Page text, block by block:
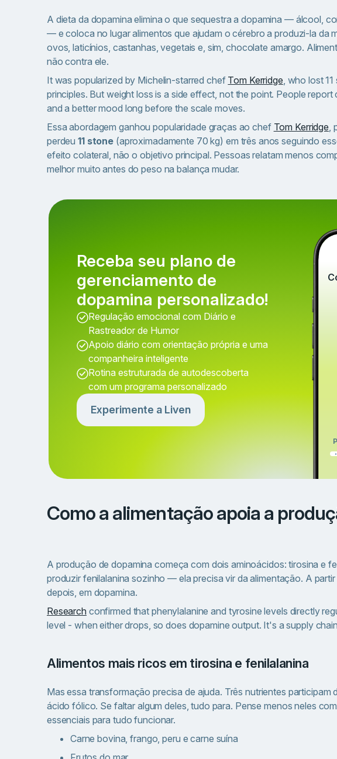
A dieta da dopamina elimina o que sequestra a dopamina — álcool,
— e coloca no lugar alimentos que ajudam o cérebro a produzi-la da
ovos, laticínios, castanhas, vegetais e, sim, chocolate amargo.
não contra ele.
It was popularized by Michelin-starred chef Tom Kerridge , who lost
principles. But weight loss is a side effect, not the point. People
and a better mood long before the scale moves.
Essa abordagem ganhou popularidade graças ao chef Tom Kerridge
perdeu11 stone (aproximadamente 70 kg) em três anos seguindo
efeito colateral, não o objetivo principal. Pessoas relatam menos
melhor muito antes do peso na balança mudar.
Receba seu plano de
gerenciamento de
dopamina personalizado!
Regulação emocional com Diário e
Rastreador de Humor
Apoio diário com orientação própria e uma
companheira inteligente
Rotina estruturada de autodescoberta
com um programa personalizado
Experimente a Liven
Como a alimentação apoia a
A produção de dopamina começa com dois aminoácidos: tirosina e
produzir fenilalanina sozinho — ela precisa vir da alimentação. A
depois, em dopamina.
Researchconfirmed that phenylalanine and tyrosine levels directly
level - when either drops, so does dopamine output. It's a supply
Alimentos mais ricos em tirosina e fenilalanina
Mas essa transformação precisa de ajuda. Três nutrientes participam
ácido fólico. Se faltar algum deles, tudo para. Pense menos neles
essenciais para tudo funcionar.
Carne bovina, frango, peru e carne suína